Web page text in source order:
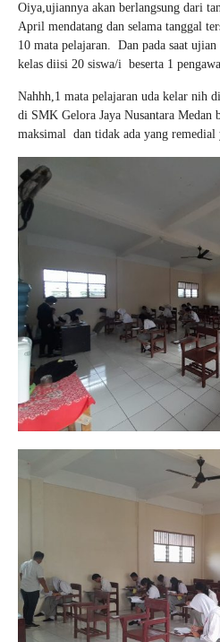
Oiya,ujiannya akan berlangsung dari
April mendatang dan selama tanggal
10 mata pelajaran. Dan pada saat
kelas diisi 20 siswa/i beserta 1
Nahhh,1 mata pelajaran uda kelar nih
di SMK Gelora Jaya Nusantara Medan
maksimal dan tidak ada yang